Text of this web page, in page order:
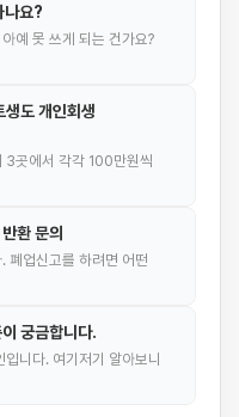
나요?
예 못 쓰게 되는 건가요?
생도 개인회생
3곳에서 각각 100만원씩
환 문의
폐업신고를 하려면 어떤
궁금합니다.
니다. 여기저기 알아보니